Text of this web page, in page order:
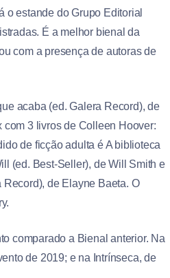
o estande do Grupo Editorial
É a melhor bienal da
com a presença de autoras de
acaba (ed. Galera Record), de
com 3 livros de Colleen Hoover:
de ficção adulta é A biblioteca
(ed. Best-Seller), de Will Smith e
de Elayne Baeta. O
comparado a Bienal anterior. Na
de 2019; e na Intrínseca, de